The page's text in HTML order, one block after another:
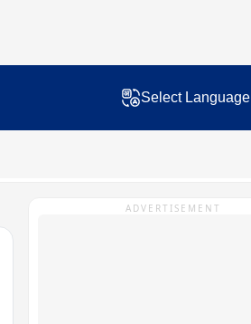
Select Language
ADVERTISEMENT